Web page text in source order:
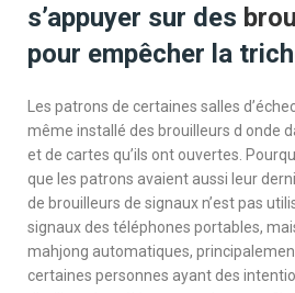
s’appuyer sur des
pour empêcher la
Les patrons de certaines salles
même installé des brouilleurs d onde
et de cartes qu’ils ont ouvertes.
que les patrons avaient aussi leur
de brouilleurs de signaux n’est pas
signaux des téléphones portables,
mahjong automatiques,
certaines personnes ayant des